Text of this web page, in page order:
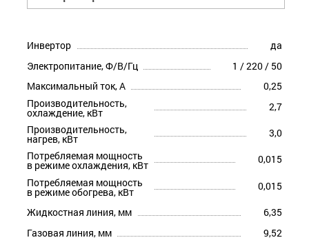
Инвертор
да
Электропитание, Ф/В/Гц
1 / 220 / 50
Максимальный ток, А
0,25
Производительность,
охлаждение, кВт
2,7
Производительность,
нагрев, кВт
3,0
Потребляемая мощность
в режиме охлаждения, кВт
0,015
Потребляемая мощность
в режиме обогрева, кВт 0,015
Жидкостная линия, мм
6,35
Газовая линия, мм
9,52